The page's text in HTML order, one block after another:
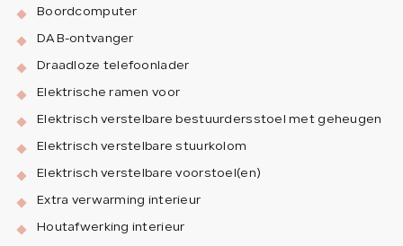
Boordcomputer
DAB-ontvanger
Draadloze telefoonlader
Elektrische ramen voor
Elektrisch verstelbare bestuurdersstoel met geheugen
Elektrisch verstelbare stuurkolom
Elektrisch verstelbare voorstoel(en)
Extra verwarming interieur
Houtafwerking interieur